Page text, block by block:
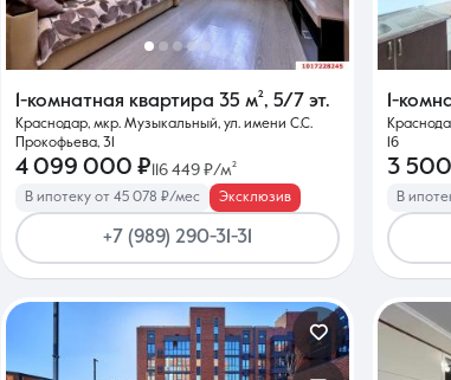
1-комнатная квартира 35 м², 5/7 эт.
Краснодар, мкр. Музыкальный, ул. имени С.С.
Прокофьева, 31
4 099 000 ₽116 449 ₽/м²
В ипотеку от 45 078 ₽/мес Эксклюзив
+7 (989) 290-31-31
1-
16
3
В